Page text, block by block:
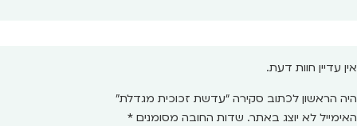
אין עדיין חוות דעת.
היה הראשון לכתוב סקירה “עדשת זכוכית מגדלת”
האימייל לא יוצג באתר. שדות החובה מסומנים *